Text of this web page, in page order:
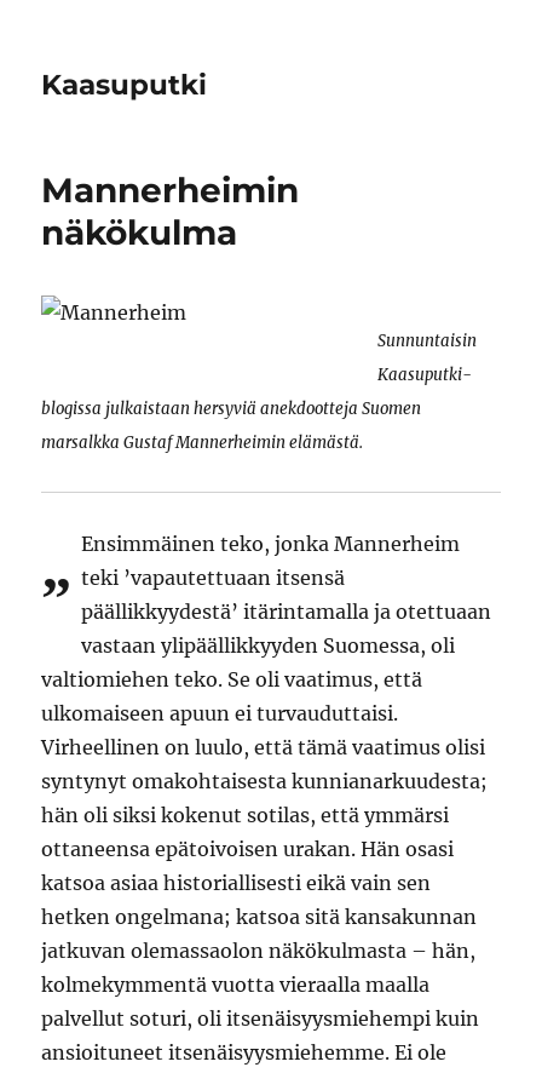
Kaasuputki
Mannerheimin
näkökulma
Sunnuntaisin
Kaasuputki-
blogissa julkaistaan hersyviä anekdootteja Suomen
marsalkka Gustaf Mannerheimin elämästä.
”
Ensimmäinen teko, jonka Mannerheim
teki ’vapautettuaan itsensä
päällikkyydestä’ itärintamalla ja otettuaan
vastaan ylipäällikkyyden Suomessa, oli
valtiomiehen teko. Se oli vaatimus, että
ulkomaiseen apuun ei turvauduttaisi.
Virheellinen on luulo, että tämä vaatimus olisi
syntynyt omakohtaisesta kunnianarkuudesta;
hän oli siksi kokenut sotilas, että ymmärsi
ottaneensa epätoivoisen urakan. Hän osasi
katsoa asiaa historiallisesti eikä vain sen
hetken ongelmana; katsoa sitä kansakunnan
jatkuvan olemassaolon näkökulmasta – hän,
kolmekymmentä vuotta vieraalla maalla
palvellut soturi, oli itsenäisyysmiehempi kuin
ansioituneet itsenäisyysmiehemme. Ei ole